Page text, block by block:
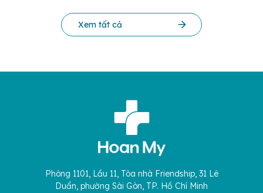
Xem tất cả
Phòng 1101, Lầu 11, Tòa nhà Friendship, 31 Lê
Duẩn, phường Sài Gòn, TP. Hồ Chí Minh